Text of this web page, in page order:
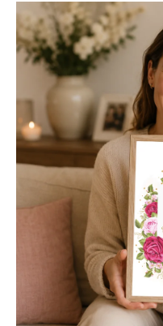
produktu
je
5,0
z
hvězdiček.